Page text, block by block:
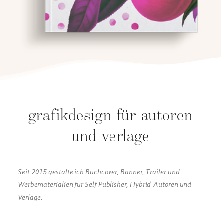
grafikdesign für autoren
und verlage
Seit 2015 gestalte ich Buchcover, Banner, Trailer und
Werbematerialien für Self Publisher, Hybrid-Autoren und
Verlage.